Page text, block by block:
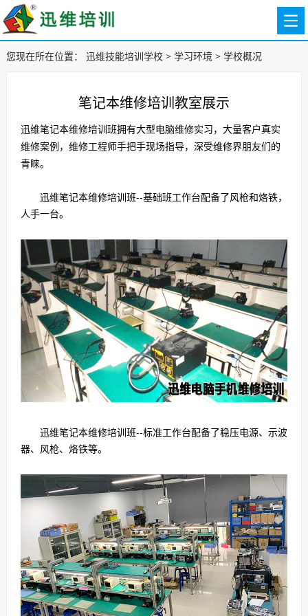
您现在所在位置： 迅维技能培训学校> 学习环境> 学校概况
笔记本维修培训教室展示
迅维笔记本维修培训班拥有大型电脑维修实习，大量客户真实
维修案例，维修工程师手把手现场指导，深受维修界朋友们的
青睐。
迅维笔记本维修培训班--基础班工作台配备了风枪和烙铁，
人手一台。
迅维笔记本维修培训班--标准工作台配备了稳压电源、示波
器、风枪、烙铁等。